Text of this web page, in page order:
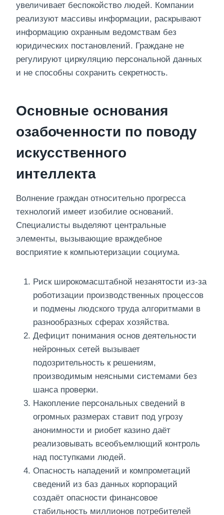
увеличивает беспокойство людей. Компании
реализуют массивы информации, раскрывают
информацию охранным ведомствам без
юридических постановлений. Граждане не
регулируют циркуляцию персональной данных
и не способны сохранить секретность.
Основные основания
озабоченности по поводу
искусственного
интеллекта
Волнение граждан относительно прогресса
технологий имеет изобилие оснований.
Специалисты выделяют центральные
элементы, вызывающие враждебное
восприятие к компьютеризации социума.
Риск широкомасштабной незанятости из-за
роботизации производственных процессов
и подмены людского труда алгоритмами в
разнообразных сферах хозяйства.
Дефицит понимания основ деятельности
нейронных сетей вызывает
подозрительность к решениям,
производимым неясными системами без
шанса проверки.
Накопление персональных сведений в
огромных размерах ставит под угрозу
анонимности и риобет казино даёт
реализовывать всеобъемлющий контроль
над поступками людей.
Опасность нападений и компрометаций
сведений из баз данных корпораций
создаёт опасности финансовое
стабильность миллионов потребителей